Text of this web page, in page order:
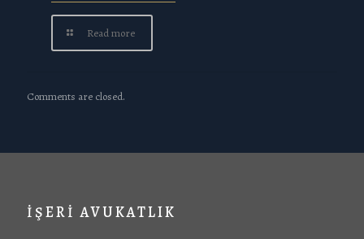
Read more
Comments are closed.
İŞERİ AVUKATLIK